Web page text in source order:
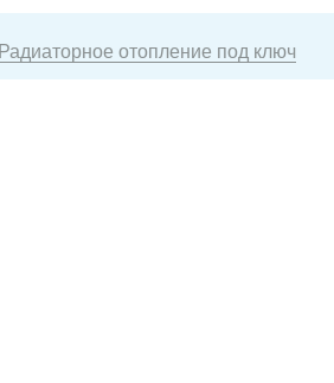
Радиаторное отопление под ключ